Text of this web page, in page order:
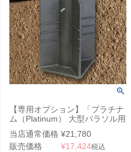
【専用オプション】「プラチナ
ム（Platinum） 大型パラソル用
イングランドベース(地中埋込
み土台)」
当店通常価格 ¥21,780
販売価格
¥17,424税込